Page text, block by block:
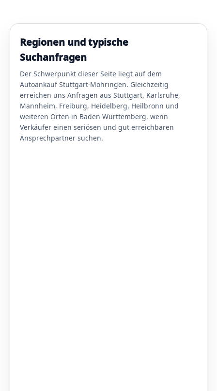
Regionen und typische
Suchanfragen
Der Schwerpunkt dieser Seite liegt auf dem
Autoankauf Stuttgart-Möhringen. Gleichzeitig
erreichen uns Anfragen aus Stuttgart, Karlsruhe,
Mannheim, Freiburg, Heidelberg, Heilbronn und
weiteren Orten in Baden-Württemberg, wenn
Verkäufer einen seriösen und gut erreichbaren
Ansprechpartner suchen.